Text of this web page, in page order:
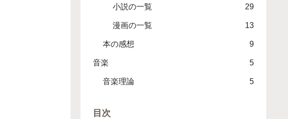
小説の一覧 29
漫画の一覧 13
本の感想 9
音楽 5
音楽理論 5
目次